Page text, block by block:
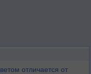
отличается от